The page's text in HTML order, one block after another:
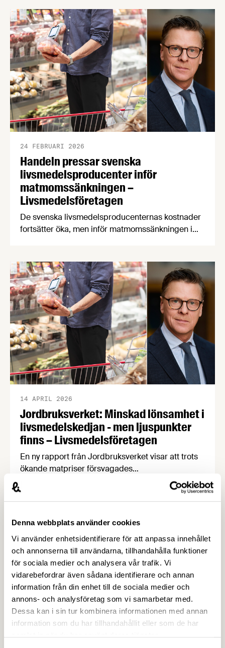
Denna webbplats använder cookies
Vi använder enhetsidentifierare för att anpassa innehållet
och annonserna till användarna, tillhandahålla funktioner
för sociala medier och analysera vår trafik. Vi
vidarebefordrar även sådana identifierare och annan
information från din enhet till de sociala medier och
annons- och analysföretag som vi samarbetar med.
Dessa kan i sin tur kombinera informationen med annan
information som du har tillhandahållit eller som de har
Handeln pressar svenska
livsmedelsproducenter inför
matmomssänkningen –
Livsmedelsföretagen
24 FEBRUARI 2026
De svenska livsmedelsproducenternas kostnader
fortsätter öka, men inför matmomssänkningen i
producenterna listar de viktigaste
konsumenttrenderna knuffar svenskproducerat
ner EMV från förstaplatsen och lågprisfaktorn
minskar rejält. Det är några av nyheterna i
Livsmedelsföretagens konjunkturbrev för Q4
2025.
Jordbruksverket: Minskad lönsamhet i
livsmedelskedjan - men ljuspunkter
finns – Livsmedelsföretagen
14 APRIL 2026
En ny rapport från Jordbruksverket visar att trots
ökande matpriser försvagades
livsmedelsindustrins lönsamhet 2016-2024, något
som hämmar viktiga investeringar i produktivitet,
klimatomställning och konkurrenskraft. Vår
borde läsas av de politiker som fortsätter prata
om ”övervinster” i livsmedelsbranschen.